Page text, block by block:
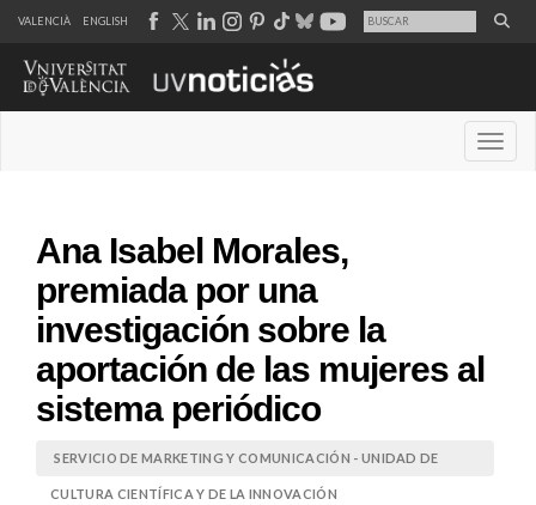
VALENCIÀ ENGLISH
Ana Isabel Morales,
premiada por una
investigación sobre la
aportación de las mujeres al
sistema periódico
SERVICIO DE MARKETING Y COMUNICACIÓN - UNIDAD DE
CULTURA CIENTÍFICA Y DE LA INNOVACIÓN